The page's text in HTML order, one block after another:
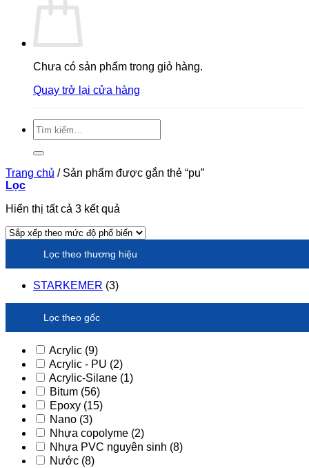
Chưa có sản phẩm trong giỏ hàng.
Quay trở lại cửa hàng
Tìm
kiếm:
Trang chủ /Sản phẩm được gắn thẻ “pu”
Lọc
Hiển thị tất cả 3 kết quả
xếp
xếp
hạng
Lọc theo thương hiệu
STARKEMER (3)
Lọc theo gốc
Acrylic (9)
Acrylic - PU (2)
Acrylic-Silane (1)
Bitum (56)
Epoxy (15)
Nano (3)
Nhựa copolyme (2)
Nhựa PVC nguyên sinh (8)
Nước (8)